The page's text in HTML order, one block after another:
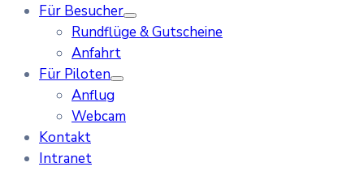
Für Besucher
Rundflüge & Gutscheine
Anfahrt
Für Piloten
Anflug
Webcam
Kontakt
Intranet